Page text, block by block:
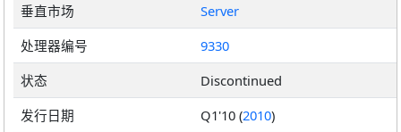
垂直市场
Server
处理器编号
9330
状态
Discontinued
发行日期
Q1'10 (2010)